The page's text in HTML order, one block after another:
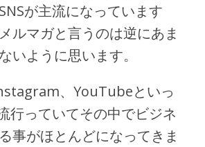
が主流になっています
ルマガと言うのは逆にあま
いように思います。
、YouTubeといっ
行っていてその中でビジネ
事がほとんどになってきま